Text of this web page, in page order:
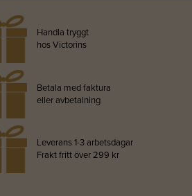
Handla tryggt
hos Victorins
Betala med faktura
eller avbetalning
Leverans 1-3 arbetsdagar
Frakt fritt över 299 kr